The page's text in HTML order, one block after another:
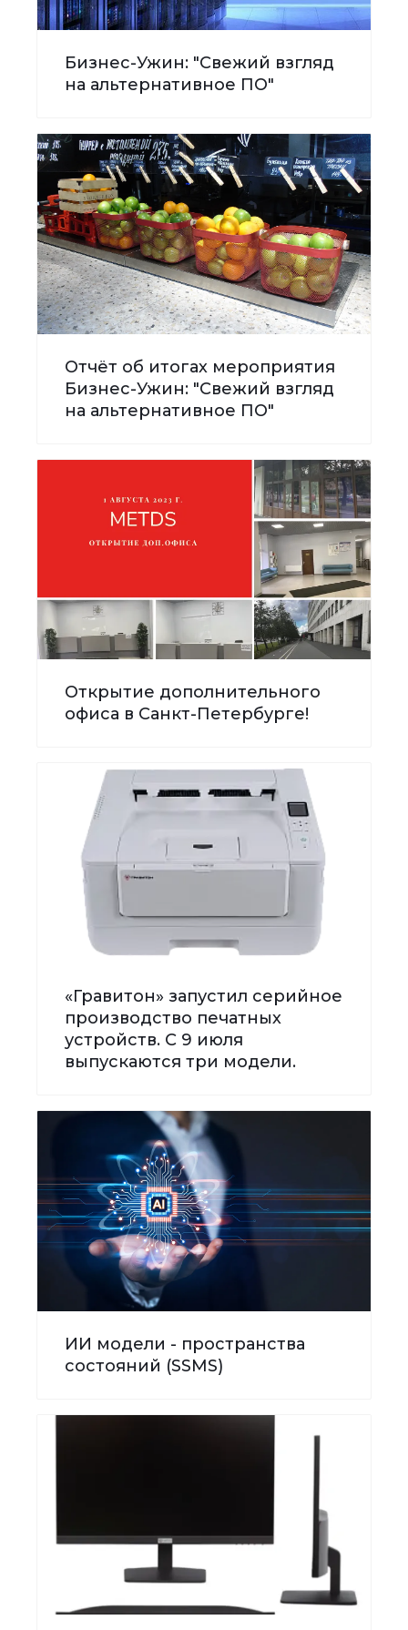
Бизнес-Ужин: "Свежий взгляд
на альтернативное ПО"
Отчёт об итогах мероприятия
Бизнес-Ужин: "Свежий взгляд
на альтернативное ПО"
Открытие дополнительного
офиса в Санкт-Петербурге!
«Гравитон» запустил серийное
производство печатных
устройств. С 9 июля
выпускаются три модели.
ИИ модели - пространства
состояний (SSMS)